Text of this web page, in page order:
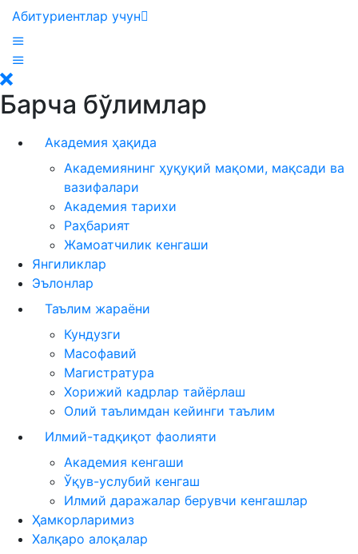
Абитуриентлар учун
Барча бўлимлар
Академия ҳақида
Академиянинг ҳуқуқий мақоми, мақсади ва
вазифалари
Академия тарихи
Раҳбарият
Жамоатчилик кенгаши
Янгиликлар
Эълонлар
Таълим жараёни
Кундузги
Масофавий
Магистратура
Хорижий кадрлар тайёрлаш
Олий таълимдан кейинги таълим
Илмий-тадқиқот фаолияти
Академия кенгаши
Ўқув-услубий кенгаш
Илмий даражалар берувчи кенгашлар
Ҳамкорларимиз
Халқаро алоқалар